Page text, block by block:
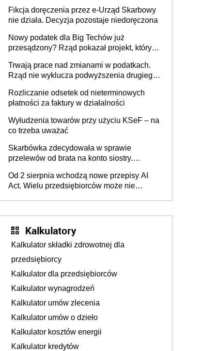
Fikcja doręczenia przez e-Urząd Skarbowy
nie działa. Decyzja pozostaje niedoręczona
Nowy podatek dla Big Techów już
przesądzony? Rząd pokazał projekt, który
Trwają prace nad zmianami w podatkach.
Rząd nie wyklucza podwyższenia drugiego
Rozliczanie odsetek od nieterminowych
płatności za faktury w działalności
Wyłudzenia towarów przy użyciu KSeF – na
co trzeba uważać
Skarbówka zdecydowała w sprawie
przelewów od brata na konto siostry.
darowizna, ale podatku jednak nie będzie
Od 2 sierpnia wchodzą nowe przepisy AI
Act. Wielu przedsiębiorców może nie
Kalkulatory
Kalkulator składki zdrowotnej dla
przedsiębiorcy
Kalkulator dla przedsiębiorców
Kalkulator wynagrodzeń
Kalkulator umów zlecenia
Kalkulator umów o dzieło
Kalkulator kosztów energii
Kalkulator kredytów